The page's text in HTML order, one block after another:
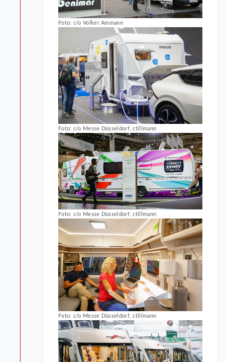
Foto: c/o Volker Ammann
Foto: c/o Messe Düsseldorf, ctillmann
Foto: c/o Messe Düsseldorf, ctillmann
Foto: c/o Messe Düsseldorf, ctillmann